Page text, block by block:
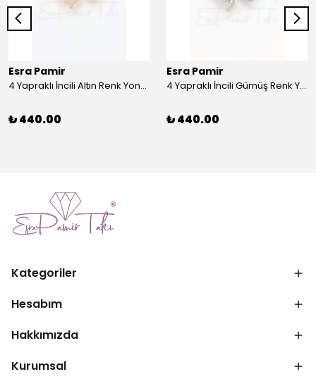
Esra Pamir
4 Yapraklı İncili Altın Renk Yonca Broş
₺ 440.00
Esra Pamir
4 Yapraklı İncili Gümüş Renk Yonca Broş
₺ 440.00
Kategoriler
Hesabım
Hakkımızda
Kurumsal